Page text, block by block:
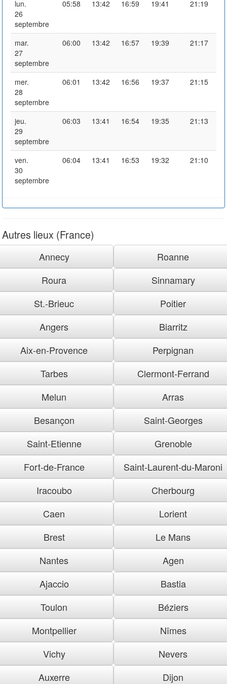
lun.
26
septembre
05:58 13:42 16:59 19:41 21:19
mar.
27
septembre
06:00 13:42 16:57 19:39 21:17
mer.
28
septembre
06:01 13:42 16:56 19:37 21:15
jeu.
29
septembre
06:03 13:41 16:54 19:35 21:13
ven.
30
septembre
06:04 13:41 16:53 19:32 21:10
Autres lieux (France)
Annecy
Roanne
Roura
Sinnamary
St.-Brieuc
Poitier
Angers
Biarritz
Aix-en-Provence
Perpignan
Tarbes
Clermont-Ferrand
Melun
Arras
Besançon
Saint-Georges
Saint-Etienne
Grenoble
Fort-de-France
Saint-Laurent-du-Maroni
Iracoubo
Cherbourg
Caen
Lorient
Brest
Le Mans
Nantes
Agen
Ajaccio
Bastia
Toulon
Béziers
Montpellier
Nîmes
Vichy
Nevers
Auxerre
Dijon